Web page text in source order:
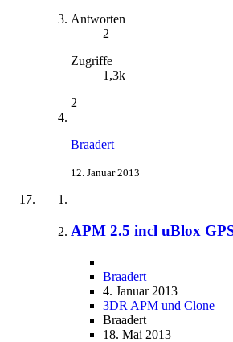
Antworten
2
Zugriffe
1,3k
2
Braadert
12. Januar 2013
APM 2.5 incl uBlox
Braadert
4. Januar 2013
3DR APM und Clone
Braadert
18. Mai 2013